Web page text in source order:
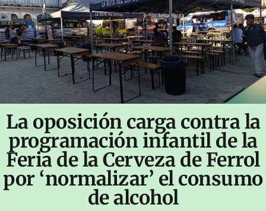
La oposición carga contra la
programación infantil de la
Feria de la Cerveza de Ferrol
por ‘normalizar’ el consumo
de alcohol